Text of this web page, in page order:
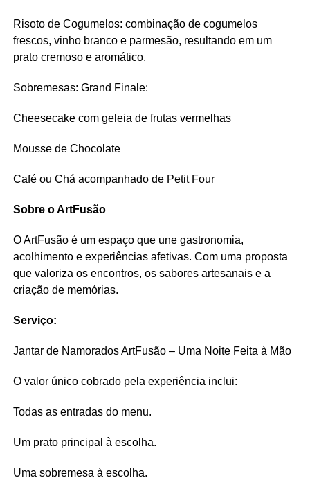
Risoto de Cogumelos: combinação de cogumelos
frescos, vinho branco e parmesão, resultando em um
prato cremoso e aromático.
Sobremesas: Grand Finale:
Cheesecake com geleia de frutas vermelhas
Mousse de Chocolate
Café ou Chá acompanhado de Petit Four
Sobre o ArtFusão
O ArtFusão é um espaço que une gastronomia,
acolhimento e experiências afetivas. Com uma proposta
que valoriza os encontros, os sabores artesanais e a
criação de memórias.
Serviço:
Jantar de Namorados ArtFusão – Uma Noite Feita à Mão
O valor único cobrado pela experiência inclui:
Todas as entradas do menu.
Um prato principal à escolha.
Uma sobremesa à escolha.